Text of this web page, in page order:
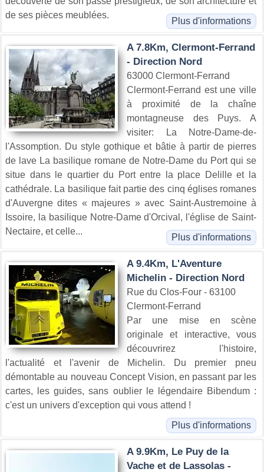
de ses pièces meublées.
Plus d'informations
A 7.8Km, Clermont-Ferrand
- Direction Nord
63000 Clermont-Ferrand
Clermont-Ferrand est une ville
à proximité de la chaîne
montagneuse des Puys. A
visiter: La Notre-Dame-de-
l'Assomption. Du style gothique et bâtie à partir de pierres
de lave La basilique romane de Notre-Dame du Port qui se
situe dans le quartier du Port entre la place Delille et la
cathédrale. La basilique fait partie des cinq églises romanes
d'Auvergne dites « majeures » avec Saint-Austremoine à
Issoire, la basilique Notre-Dame d'Orcival, l'église de Saint-
Nectaire, et celle...
Plus d'informations
A 9.4Km, L'Aventure
Michelin - Direction Nord
Rue du Clos-Four - 63100
Clermont-Ferrand
Par une mise en scène
originale et interactive, vous
découvrirez l'histoire,
l'actualité et l'avenir de Michelin. Du premier pneu
démontable au nouveau Concept Vision, en passant par les
cartes, les guides, sans oublier le légendaire Bibendum :
c'est un univers d'exception qui vous attend !
Plus d'informations
A 9.9Km, Le Puy de la
Vache et de Lassolas -